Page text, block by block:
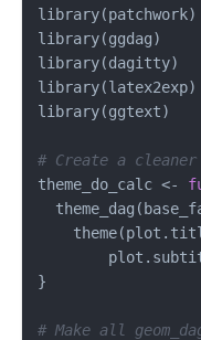
library(patchwork)
library(ggdag)
library(dagitty)
library(latex2exp)
library(ggtext)
# Create a
theme_do_calc <-
  theme_dag
(
    theme
(
}
# Make all